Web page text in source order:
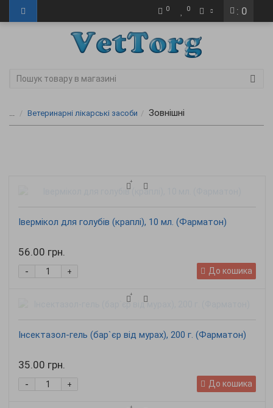
: 0
0 0
... Ветеринарні лікарські засоби Зовнішні
Івермікол для голубів (краплі), 10 мл. (Фарматон)
56.00 грн.
+
- До кошика
Інсектазол-гель (бар`єр від мурах), 200 г. (Фарматон)
35.00 грн.
+
- До кошика